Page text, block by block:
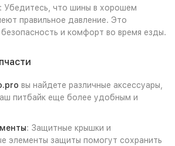
: Убедитесь, что шины в хорошем
правильное давление. Это
и комфорт во время езды.
вы найдете различные аксессуары,
питбайк еще более удобным и
: Защитные крышки и
элементы защиты помогут сохранить